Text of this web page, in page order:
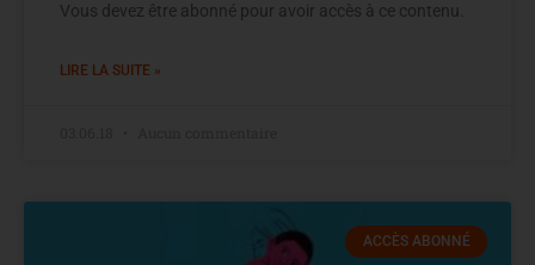
Vous devez être abonné pour avoir accès à ce contenu.
LIRE LA SUITE »
ACCÈS ABONNÉ